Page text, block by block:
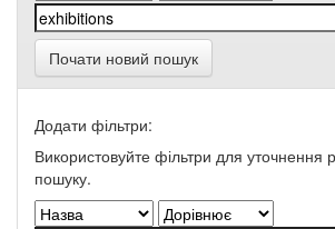
Почати новий пошук
Додати фільтри:
Використовуйте фільтри для уточнення
пошуку.